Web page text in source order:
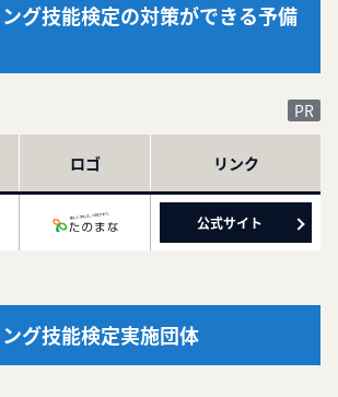
グ技能検定の対策ができる予備
ロゴ リンク
公式サイト
グ技能検定実施団体